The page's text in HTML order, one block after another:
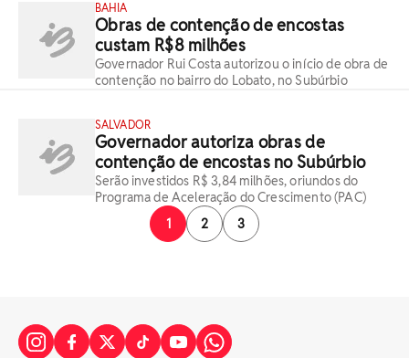
BAHIA
Obras de contenção de encostas
custam R$8 milhões
Governador Rui Costa autorizou o início de obra de
contenção no bairro do Lobato, no Subúrbio
SALVADOR
Governador autoriza obras de
contenção de encostas no Subúrbio
Serão investidos R$ 3,84 milhões, oriundos do
Programa de Aceleração do Crescimento (PAC)
1
2 3